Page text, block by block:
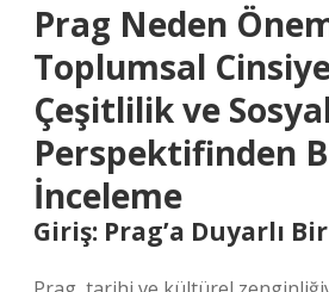
Prag Neden
Toplumsal
Çeşitlilik ve
Perspektifinden
İnceleme
Giriş: Prag’a Duyarlı